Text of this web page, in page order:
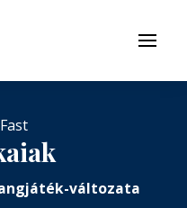
Menü
változata